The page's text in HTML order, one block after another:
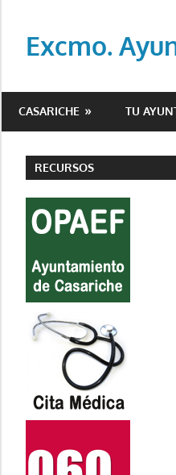
contenido
Excmo.
del
de
Casariche
CASARICHE TU
RECURSOS